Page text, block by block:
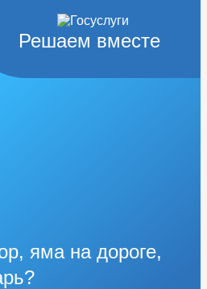
Решаем вместе
яма на дороге,